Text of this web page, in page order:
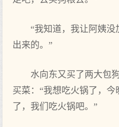
“我知道，我让阿姨
出来的。”
水向东又买了两大包
买菜：“我想吃火锅了，
了，我们吃火锅吧。”